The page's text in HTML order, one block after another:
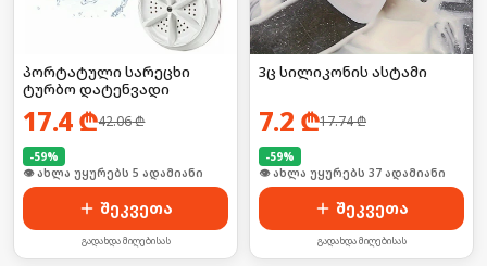
პორტატული სარეცხი
ტურბო დატენვადი
17.4₾42.06₾
-59%
🛒 ბოლო 24სთ-ში იყიდა 8-მა
შეკვეთა
გადახდა მიღებისას
3ც სილიკონის ასტამი
7.2 ₾17.74₾
-59%
🛒 ბოლო 24სთ-ში იყიდა 8-მა
შეკვეთა
გადახდა მიღებისას